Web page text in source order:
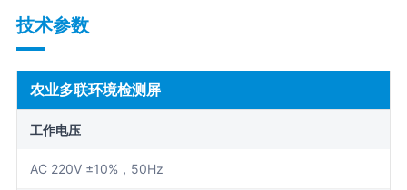
技术参数
农业多联环境检测屏
工作电压
AC 220V ±10%，50Hz